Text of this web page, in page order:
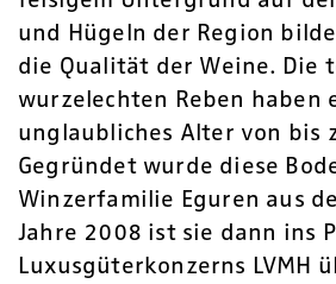
und Hügeln der Region
die Qualität der Weine. Die
wurzelechten Reben haben
unglaubliches Alter von bis
Gegründet wurde diese
Winzerfamilie Eguren aus
Jahre 2008 ist sie dann ins
Luxusgüterkonzerns LVMH